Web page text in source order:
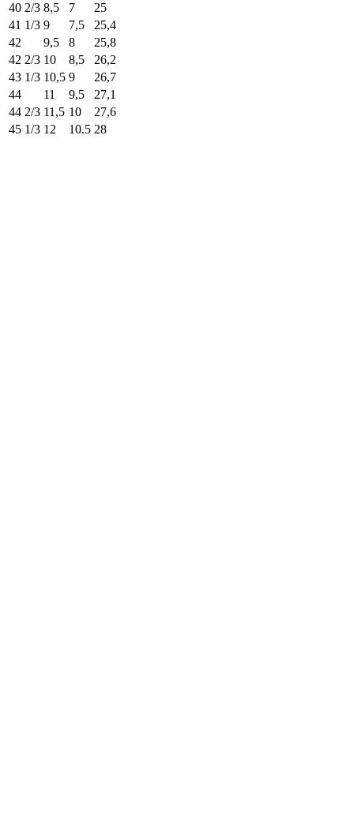
40 2/3 8,5 7
25
41 1/3 9 7,5
25,4
42
9,5 8
25,8
42 2/3 10 8,5
26,2
43 1/3 10,5 9
26,7
44
11 9,5
27,1
44 2/3 11,5 10
27,6
45 1/3 12 10.5 28